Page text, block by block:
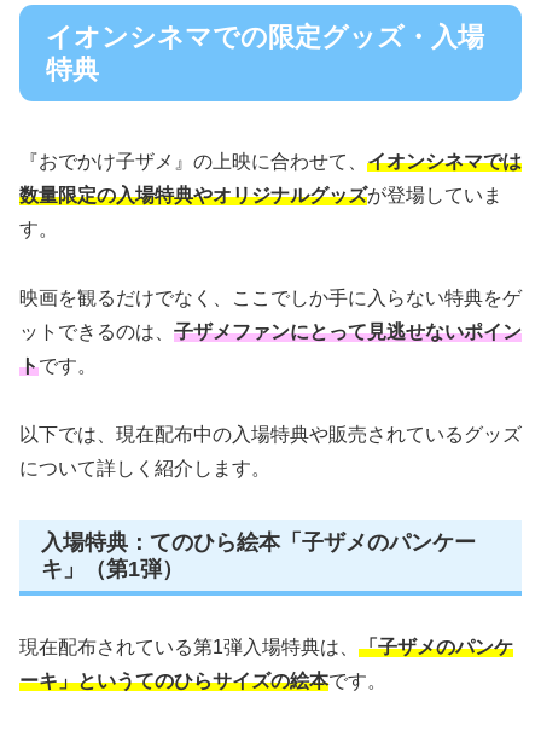
イオンシネマでの限定グッズ・入場
特典
『おでかけ子ザメ』の上映に合わせて、 イオンシネマでは
数量限定の入場特典やオリジナルグッズが登場していま
す。
映画を観るだけでなく、ここでしか手に入らない特典をゲ
ットできるのは、 子ザメファンにとって見逃せないポイン
トです。
以下では、現在配布中の入場特典や販売されているグッズ
について詳しく紹介します。
入場特典：てのひら絵本「子ザメのパンケー
キ」（第1弾）
現在配布されている第1弾入場特典は、 「子ザメのパンケ
ーキ」というてのひらサイズの絵本です。